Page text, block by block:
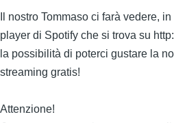
Il nostro Tommaso ci farà vedere,
player di Spotify che si trova su
la possibilità di poterci gustare la
streaming gratis!
Attenzione!